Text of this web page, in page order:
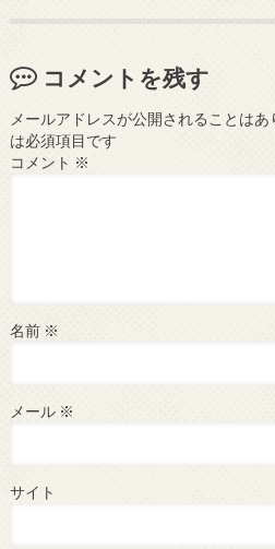
コメントを残す
メールアドレスが公開されることはあ
は必須項目です
コメント ※
名前 ※
メール ※
サイト